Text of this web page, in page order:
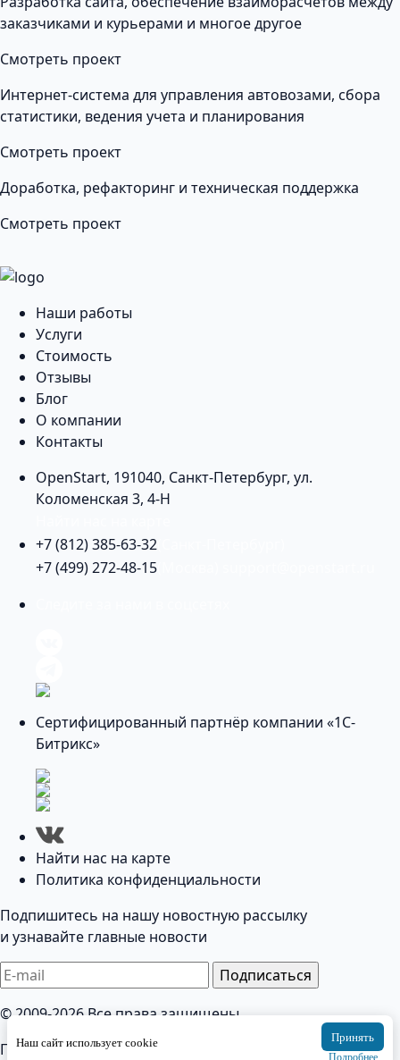
заказчиками и курьерами и многое другое
Смотреть проект
Интернет-система для управления автовозами, сбора
статистики, ведения учета и планирования
Смотреть проект
Доработка, рефакторинг и техническая поддержка
Смотреть проект
Наш сайт использует cookie Принять
Подробнее
Наши работы
Услуги
Стоимость
Отзывы
Блог
О компании
Контакты
OpenStart, 191040, Санкт-Петербург, ул.
Коломенская 3, 4-Н
+7 (812) 385-63-32
+7 (499) 272-48-15
Сертифицированный партнёр компании «1С-
Битрикс»
Найти нас на карте
Политика конфиденциальности
Подпишитесь на нашу новостную рассылку
и узнавайте главные новости
Подписаться
© 2009-2026 Все права защищены
Политика конфиденциальности